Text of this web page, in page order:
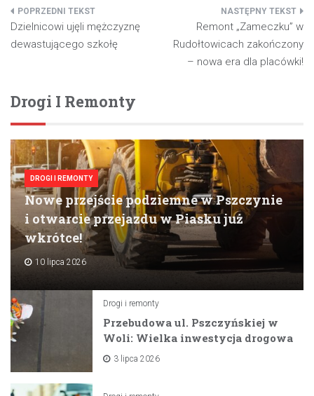
Nawigacja
wpisu
Dzielnicowi ujęli mężczyznę
dewastującego szkołę
Remont „Zameczku” w
Rudołtowicach zakończony
– nowa era dla placówki!
Drogi I Remonty
DROGI I REMONTY
Nowe przejście podziemne w Pszczynie
i otwarcie przejazdu w Piasku już
wkrótce!
10 lipca 2026
Drogi i remonty
Przebudowa ul. Pszczyńskiej w
Woli: Wielka inwestycja drogowa
na horyzoncie
3 lipca 2026